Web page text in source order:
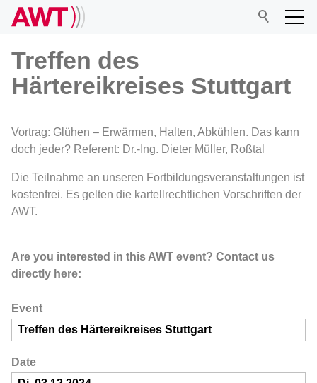
Network
Events
Treffen des
Härtereikreises Stuttgart
Vortrag: Glühen – Erwärmen, Halten, Abkühlen. Das kann
doch jeder? Referent: Dr.-Ing. Dieter Müller, Roßtal
Die Teilnahme an unseren Fortbildungsveranstaltungen ist
kostenfrei. Es gelten die kartellrechtlichen Vorschriften der
AWT.
Are you interested in this AWT event? Contact us
directly here:
Event
Date